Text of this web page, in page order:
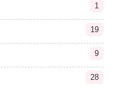
1
19
9
28